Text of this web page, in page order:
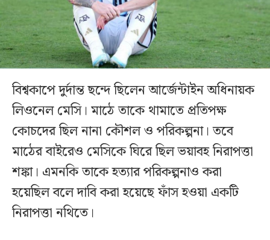
বিশ্বকাপে দুর্দান্ত ছন্দে ছিলেন আর্জেন্টাইন অধিনায়ক
লিওনেল মেসি। মাঠে তাকে থামাতে প্রতিপক্ষ
কোচদের ছিল নানা কৌশল ও পরিকল্পনা। তবে
মাঠের বাইরেও মেসিকে ঘিরে ছিল ভয়াবহ নিরাপত্তা
শঙ্কা। এমনকি তাকে হত্যার পরিকল্পনাও করা
হয়েছিল বলে দাবি করা হয়েছে ফাঁস হওয়া একটি
নিরাপত্তা নথিতে।